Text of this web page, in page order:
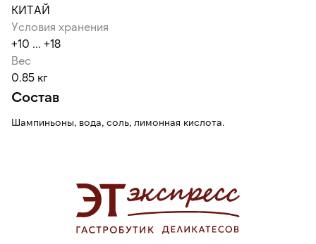
КИТАЙ
Условия хранения
+10 ... +18
Вес
0.85 кг
Состав
Шампиньоны, вода, соль, лимонная кислота.